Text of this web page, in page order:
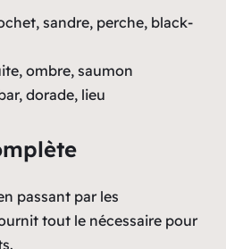
sandre, perche, black-
ombre, saumon
dorade, lieu
passant par les
tout le nécessaire pour